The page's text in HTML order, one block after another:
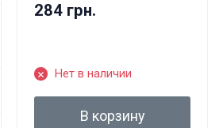
284 грн.
Нет в наличии
В корзину